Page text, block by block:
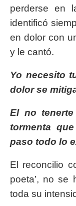
perderse en
identificó
en dolor con
y le cantó.
Yo necesito
dolor se
El no
tormenta
paso todo lo
El reconcilio
poeta’, no se
toda su